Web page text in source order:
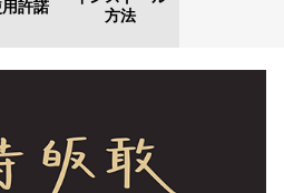
許諾
方法